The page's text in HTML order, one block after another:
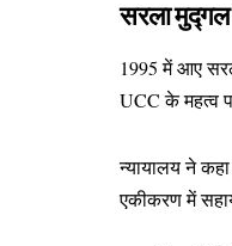
सरला
1995 में आए
UCC के महत्व
न्यायालय ने
एकीकरण में